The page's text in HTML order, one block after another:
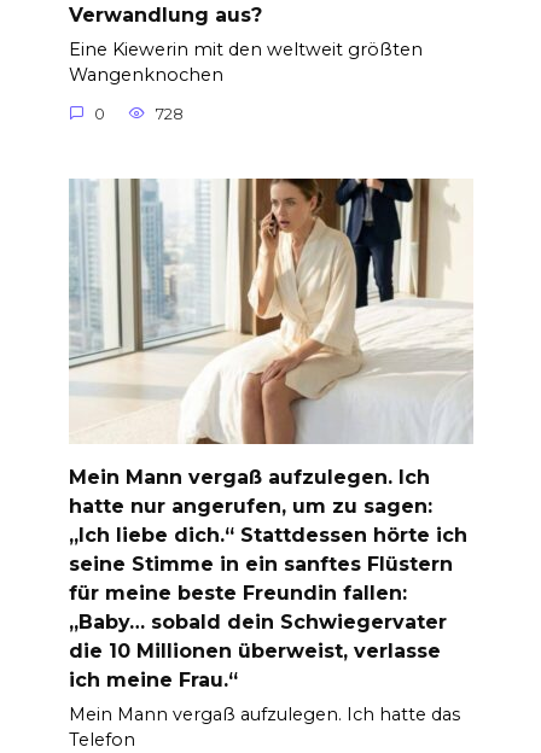
Verwandlung aus?
Eine Kiewerin mit den weltweit größten
Wangenknochen
0 728
Mein Mann vergaß aufzulegen. Ich
hatte nur angerufen, um zu sagen:
„Ich liebe dich.“ Stattdessen hörte ich
seine Stimme in ein sanftes Flüstern
für meine beste Freundin fallen:
„Baby… sobald dein Schwiegervater
die 10 Millionen überweist, verlasse
ich meine Frau.“
Mein Mann vergaß aufzulegen. Ich hatte das
Telefon